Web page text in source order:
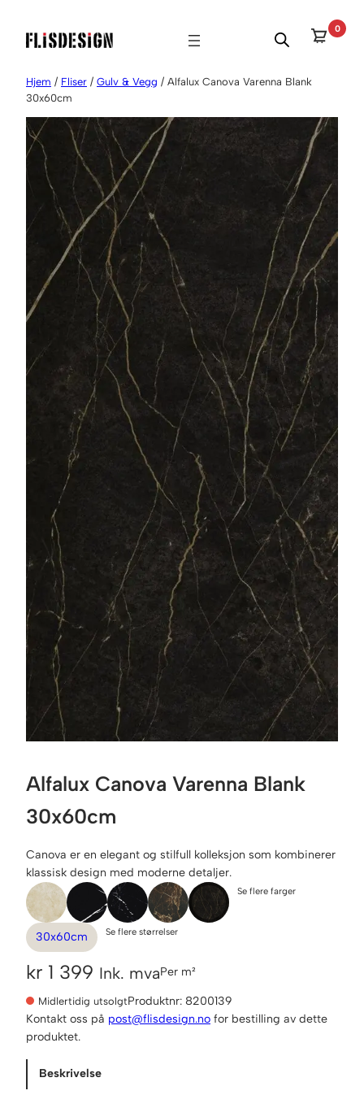
innhold
0
Hjem / Fliser / Gulv & Vegg / Alfalux Canova Varenna Blank
30x60cm
Alfalux Canova Varenna Blank
30x60cm
Canova er en elegant og stilfull kolleksjon som kombinerer
klassisk design med moderne detaljer.
Se flere farger
30x60cm Se flere størrelser
kr 1 399 Ink. mvaPer m²
Midlertidig utsolgtProduktnr: 8200139
Kontakt oss på post@flisdesign.no for bestilling av dette
produktet.
Beskrivelse